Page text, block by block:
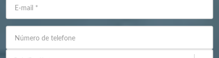
E-mail *
Número de telefone